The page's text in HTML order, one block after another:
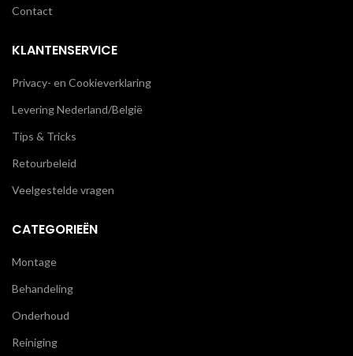
Contact
KLANTENSERVICE
Privacy- en Cookieverklaring
Levering Nederland/België
Tips & Tricks
Retourbeleid
Veelgestelde vragen
CATEGORIEËN
Montage
Behandeling
Onderhoud
Reiniging